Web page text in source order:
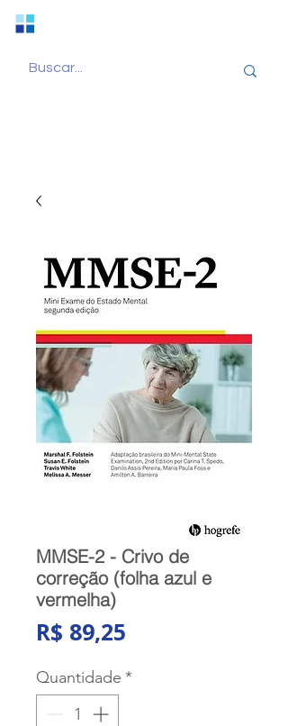
MMSE-2 - Crivo de
correção (folha azul e
vermelha)
R$ 89,25
Quantidade *